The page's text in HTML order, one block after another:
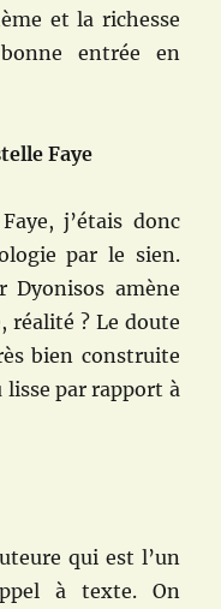
et la richesse
entrée en
Faye
j’étais donc
par le sien.
Dyonisos amène
réalité ? Le doute
bien construite
lisse par rapport à
qui est l’un
à texte. On